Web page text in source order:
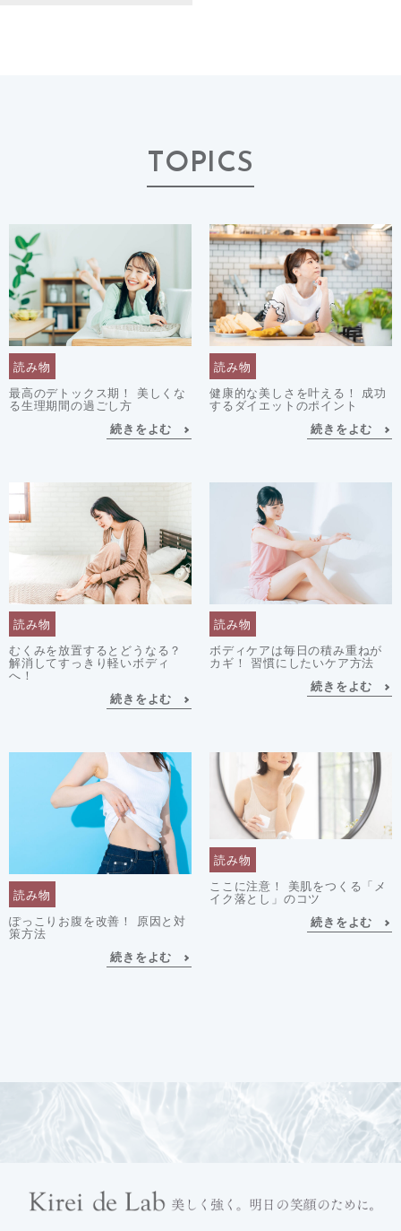
TOPICS
読み物
最高のデトックス期！ 美しくな
る生理期間の過ごし方
続きをよむ
読み物
健康的な美しさを叶える！ 成功
するダイエットのポイント
続きをよむ
読み物
むくみを放置するとどうなる？
解消してすっきり軽いボディ
へ！
続きをよむ
読み物
ボディケアは毎日の積み重ねが
カギ！ 習慣にしたいケア方法
続きをよむ
読み物
ぽっこりお腹を改善！ 原因と対
策方法
続きをよむ
読み物
ここに注意！ 美肌をつくる「メ
イク落とし」のコツ
続きをよむ